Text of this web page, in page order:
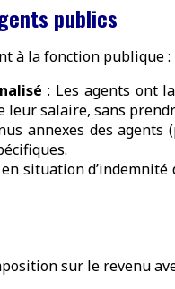
publics
à la fonction publique :
: Les agents ont
salaire, sans
annexes des
situation
sur le revenu